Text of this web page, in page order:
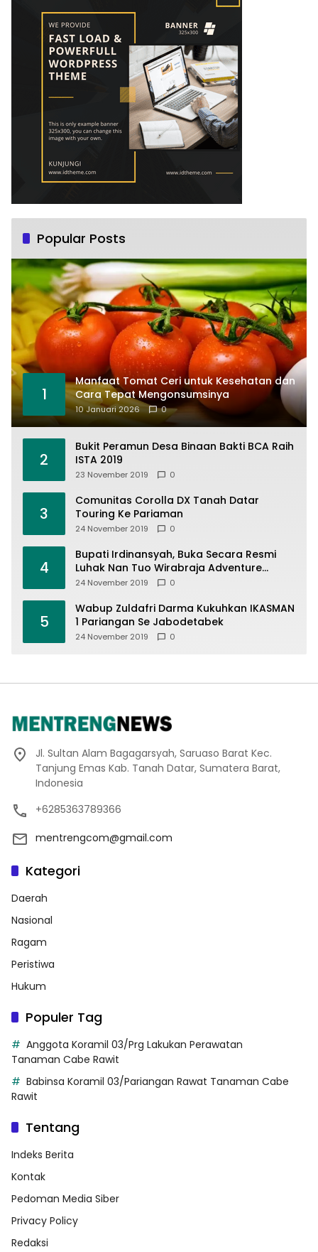
Popular Posts
1
Manfaat Tomat Ceri untuk Kesehatan dan
Cara Tepat Mengonsumsinya
10 Januari 2026 0
2
Bukit Peramun Desa Binaan Bakti BCA Raih
ISTA 2019
23 November 2019 0
3
Comunitas Corolla DX Tanah Datar
Touring Ke Pariaman
24 November 2019 0
4
Bupati Irdinansyah, Buka Secara Resmi
Luhak Nan Tuo Wirabraja Adventure
Offroad 2019
24 November 2019 0
5
Wabup Zuldafri Darma Kukuhkan IKASMAN
1 Pariangan Se Jabodetabek
24 November 2019 0
Jl. Sultan Alam Bagagarsyah, Saruaso Barat Kec.
Tanjung Emas Kab. Tanah Datar, Sumatera Barat,
Indonesia
+6285363789366
mentrengcom@gmail.com
Kategori
Daerah
Nasional
Ragam
Peristiwa
Hukum
Populer Tag
Anggota Koramil 03/Prg Lakukan Perawatan
Tanaman Cabe Rawit
Babinsa Koramil 03/Pariangan Rawat Tanaman Cabe
Rawit
Tentang
Indeks Berita
Kontak
Pedoman Media Siber
Privacy Policy
Redaksi